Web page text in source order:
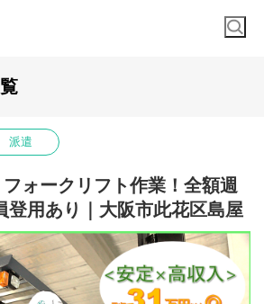
派遣
フォークリフト作業！全額週
登用あり｜大阪市此花区島屋